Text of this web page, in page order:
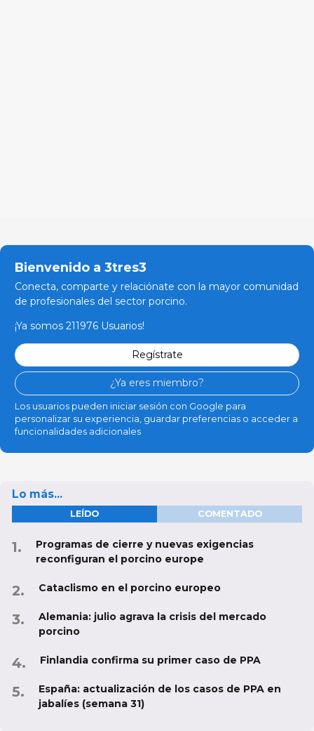
Bienvenido a 3tres3
Conecta, comparte y relaciónate con la mayor comunidad
de profesionales del sector porcino.
¡Ya somos 211976 Usuarios!
Regístrate
¿Ya eres miembro?
Los usuarios pueden iniciar sesión con Google para
personalizar su experiencia, guardar preferencias o acceder a
funcionalidades adicionales
Lo más...
LEÍDO COMENTADO
Programas de cierre y nuevas exigencias
reconfiguran el porcino europe
Cataclismo en el porcino europeo
Alemania: julio agrava la crisis del mercado
porcino
Finlandia confirma su primer caso de PPA
España: actualización de los casos de PPA en
jabalíes (semana 31)